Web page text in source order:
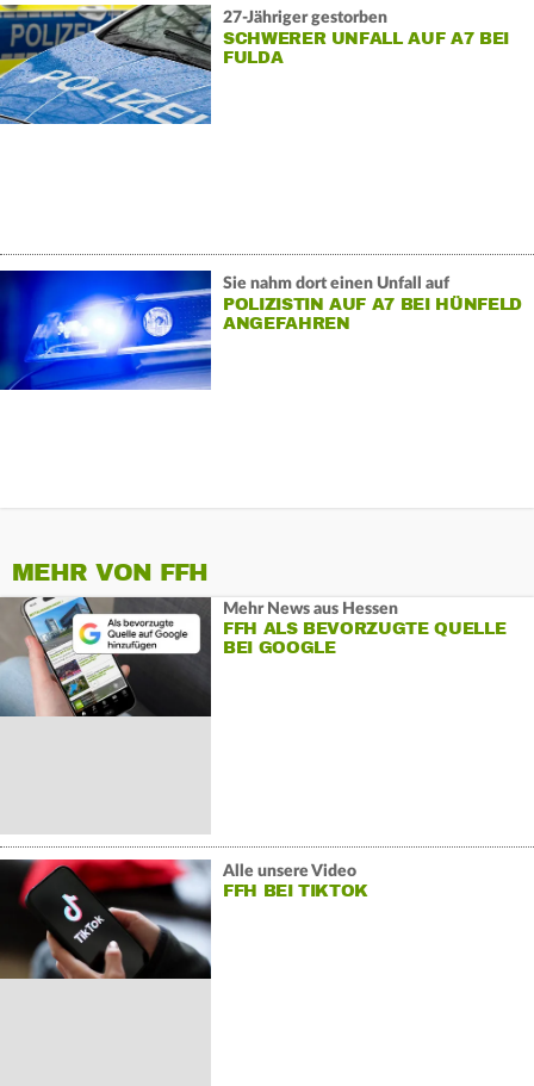
27-Jähriger gestorben
SCHWERER UNFALL AUF A7 BEI
FULDA
Sie nahm dort einen Unfall auf
POLIZISTIN AUF A7 BEI HÜNFELD
ANGEFAHREN
MEHR VON FFH
Mehr News aus Hessen
FFH ALS BEVORZUGTE QUELLE
BEI GOOGLE
Alle unsere Video
FFH BEI TIKTOK